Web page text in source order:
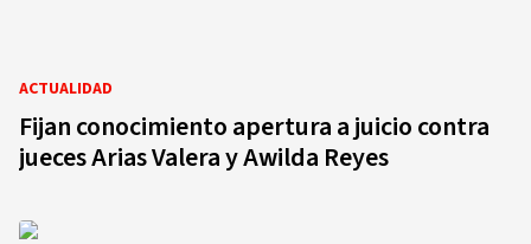
ACTUALIDAD
Fijan conocimiento apertura a juicio contra
jueces Arias Valera y Awilda Reyes